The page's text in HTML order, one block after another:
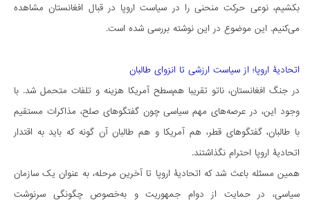
بکشیم، نوعی حرکت منحنی را در سیاست اروپا در قبال افغانستان مشاهده
می‌کنیم. این موضوع در این نوشته بررسی شده است.
اتحادیۀ اروپا؛ از سیاست ارزشی تا انزوای طالبان
در جنگ افغانستان، ناتو تقریبا هم‌سطح آمریکا هزینه و تلفات متحمل شد. با
وجود این، در عرصه‌های مهم سیاسی چون گفتگوهای صلح، مذاکرات مستقیم
با طالبان، گفتگوهای قطر، هم آمریکا و هم طالبان آن گونه که باید به اقتدار
اتحادیۀ اروپا احترام نگذاشتند.
همین مسئله باعث شد که اتحادیۀ اروپا تا آخرین مرحله، به عنوان یک سازمان
سیاسی، در حمایت از دوام جمهوریت و به‌خصوص چگونگی سرنوشت